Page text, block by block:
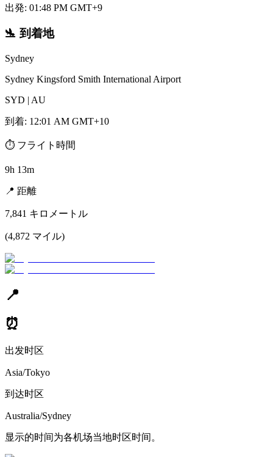
出発: 01:48 PM GMT+9
🛬 到着地
Sydney
Sydney Kingsford Smith International Airport
SYD | AU
到着: 12:01 AM GMT+10
⏱️ フライト時間
9h 13m
📍 距離
7,841 キロメートル
(4,872 マイル)
📍
⏰
出发时区
Asia/Tokyo
到达时区
Australia/Sydney
显示的时间为各机场当地时区时间。